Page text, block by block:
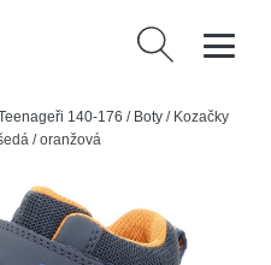
Vyhledávání
140-176 / Boty / Kozačky
/ oranžová